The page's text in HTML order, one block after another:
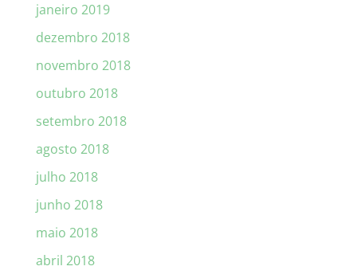
janeiro 2019
dezembro 2018
novembro 2018
outubro 2018
setembro 2018
agosto 2018
julho 2018
junho 2018
maio 2018
abril 2018